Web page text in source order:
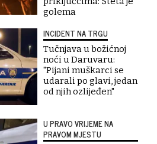
golema
INCIDENT NA TRGU
Tučnjava u božićnoj
noći u Daruvaru:
"Pijani muškarci se
udarali po glavi, jedan
od njih ozlijeđen"
U PRAVO VRIJEME NA
PRAVOM MJESTU